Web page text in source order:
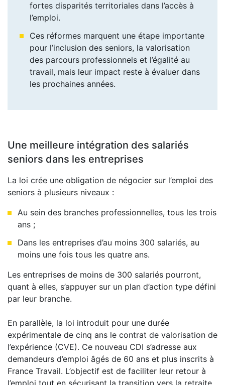
fortes disparités territoriales dans l’accès à
l’emploi.
Ces réformes marquent une étape importante
pour l’inclusion des seniors, la valorisation
des parcours professionnels et l’égalité au
travail, mais leur impact reste à évaluer dans
les prochaines années.
Une meilleure intégration des salariés
seniors dans les entreprises
La loi crée une obligation de négocier sur l’emploi des
seniors à plusieurs niveaux :
Au sein des branches professionnelles, tous les trois
ans ;
Dans les entreprises d’au moins 300 salariés, au
moins une fois tous les quatre ans.
Les entreprises de moins de 300 salariés pourront,
quant à elles, s’appuyer sur un plan d’action type défini
par leur branche.
En parallèle, la loi introduit pour une durée
expérimentale de cinq ans le contrat de valorisation de
l’expérience (CVE). Ce nouveau CDI s’adresse aux
demandeurs d’emploi âgés de 60 ans et plus inscrits à
France Travail. L’objectif est de faciliter leur retour à
l’emploi tout en sécurisant la transition vers la retraite.